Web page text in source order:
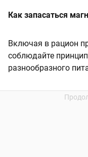
Как запасаться
Включая в рацион
соблюдайте
разнообразного